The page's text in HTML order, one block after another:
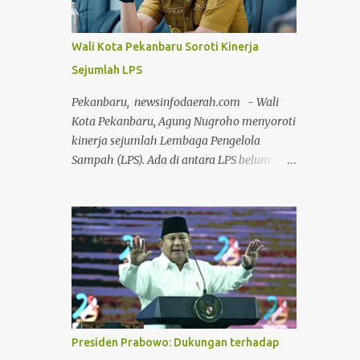
Datok Seri H.Ilham Nur dan Dewan
Pimpinan Harian (DPH) Datok Seri
Syaukani Al Karim LAMR Kabupaten
Bengkalis, jajaran pengurus, serta jajaran
pejabat dan staf Bea & Cukai Bengkalis.
Suasana keakraban tampak menyelimuti
jalannya kegiatan. Sejak pagi, para
pengurus adat dan jajaran Bea Cukai bahu-
lingkungan sekitar Gedung LAMR
Bengkalis. Ketua MKA LAMR Kabupaten
Bengkalis menyampaikan bahwa tradisi
gotong royong merupakan warisan budaya
luhur masyarakat Melayu yang harus terus
dirawat dan dihidupkan dal...
Wali Kota Pekanbaru Soroti Kinerja
Sejumlah LPS
Pekanbaru, newsinfodaerah.com - Wali
Kota Pekanbaru, Agung Nugroho menyoroti
kinerja sejumlah Lembaga Pengelola
Sampah (LPS). Ada di antara LPS belum
jawab untuk menangani pengangkutan
sampah di wilayahnya. Namun sejumlah
LPS masih butuh bantuan armada Dinas
Lingkungan Hidup dan Kebersihan (DLHK)
Kota Pekanbaru untuk mengangkut
sampah. Kelurahan itu, di antaranya
Lembah Sari, Sri Meranti, Umban Sari, Tirta
Siak, Labuh Baru Barat dan Labuh Baru
Presiden Prabowo: Dukungan terhadap